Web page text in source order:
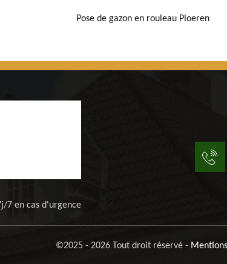
Pose de gazon en rouleau Ploeren
7 en cas d'urgence
©2025 - 2026 Tout droit réservé -